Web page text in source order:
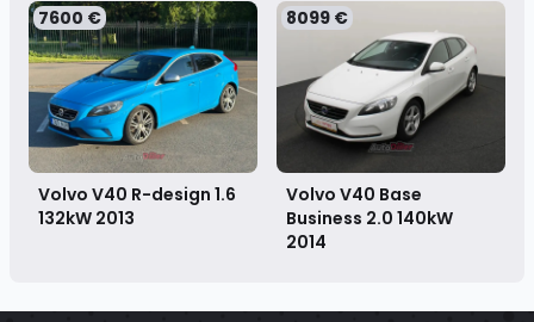
7600 €
Volvo V40 R-design 1.6
132kW 2013
8099 €
Volvo V40 Base
Business 2.0 140kW
2014